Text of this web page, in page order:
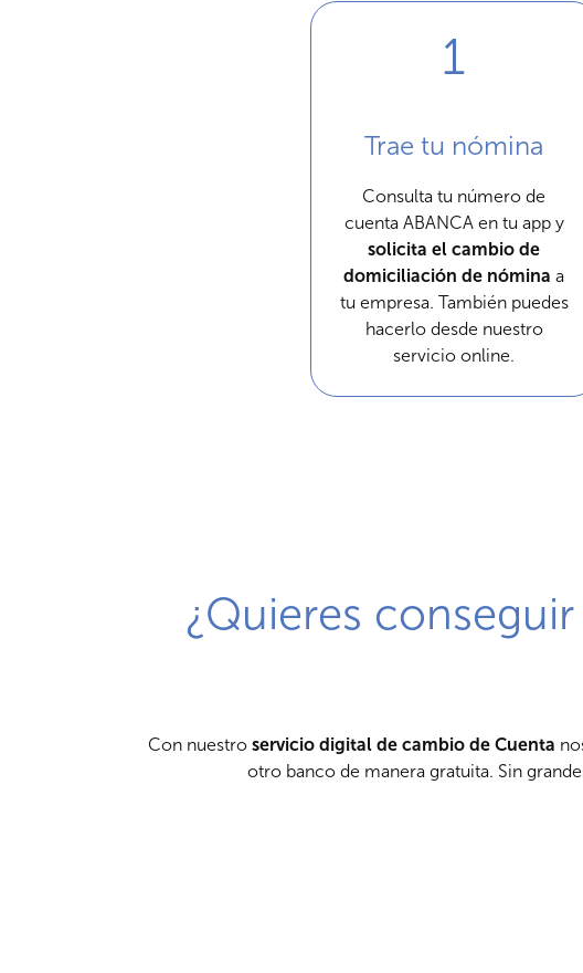
Trae tu nómina
Consulta tu número de
cuenta ABANCA en tu app y
solicita el cambio de
domiciliación de nómina a
tu empresa. También puedes
hacerlo desde nuestro
servicio online.
¿Quieres
Con nuestro servicio digital de cambio de Cuenta
otro banco de manera gratuita. Sin